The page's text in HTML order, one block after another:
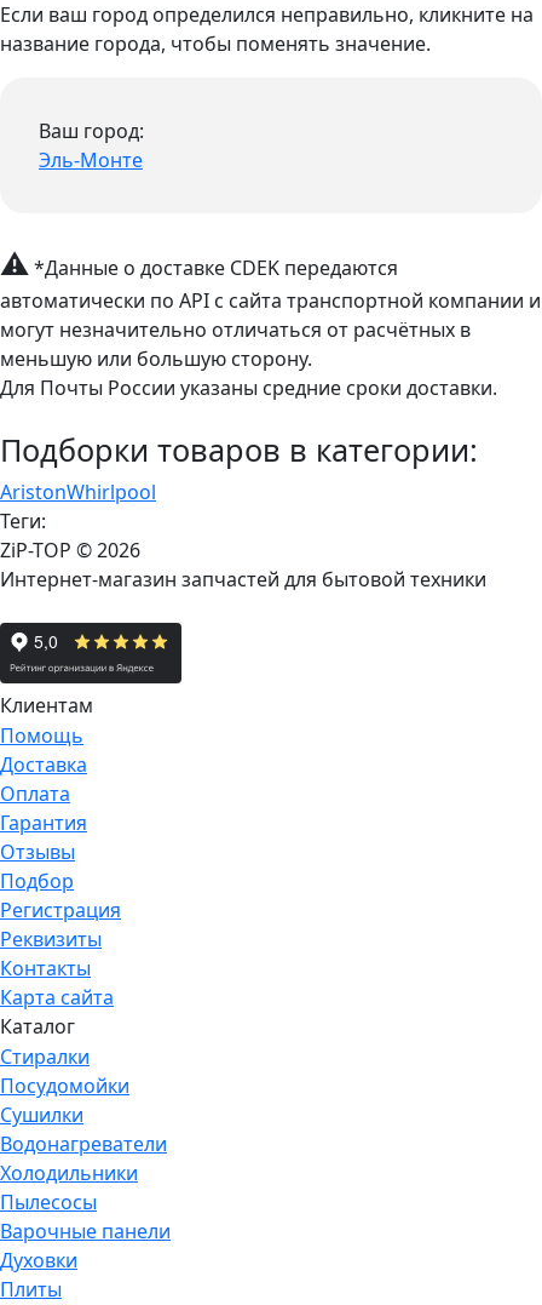
Если ваш город определился неправильно, кликните на
название города, чтобы поменять значение.
Ваш город:
Эль-Монте
⚠*Данные о доставке CDEK передаются
автоматически по API с сайта транспортной компании и
могут незначительно отличаться от расчётных в
меньшую или большую сторону.
Для Почты России указаны средние сроки доставки.
Подборки товаров в категории:
AristonWhirlpool
Теги:
ZiP-TOP © 2026
Интернет-магазин запчастей для бытовой техники
Клиентам
Помощь
Доставка
Оплата
Гарантия
Отзывы
Подбор
Регистрация
Реквизиты
Контакты
Карта сайта
Каталог
Стиралки
Посудомойки
Сушилки
Водонагреватели
Холодильники
Пылесосы
Варочные панели
Духовки
Плиты